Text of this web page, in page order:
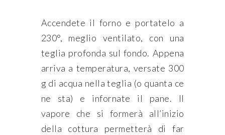
Accendete il forno e portatelo a
230°, meglio ventilato, con una
teglia profonda sul fondo. Appena
arriva a temperatura, versate 300
g di acqua nella teglia (o quanta ce
ne sta) e infornate il pane. Il
vapore che si formerà all’inizio
della cottura permetterà di far